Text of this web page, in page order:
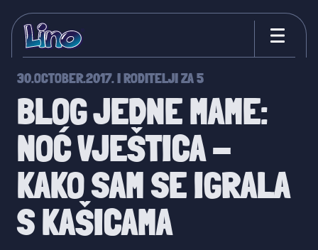
30.OCTOBER.2017.IRODITELJI ZA 5
BLOG JEDNE MAME:
NOĆ VJEŠTICA -
KAKO SAM SE IGRALA
S KAŠICAMA